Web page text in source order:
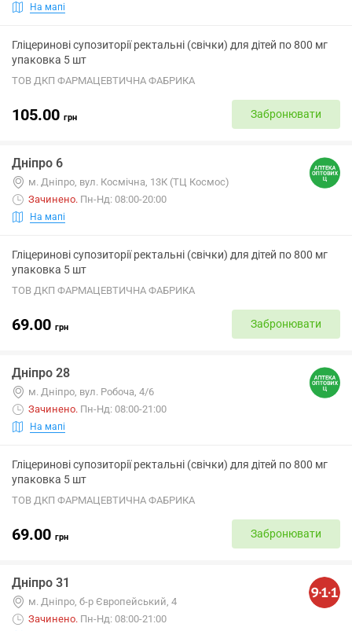
На мапі
Гліцеринові супозиторії ректальні (свічки) для дітей по 800 мг
упаковка 5 шт
ТОВ ДКП ФАРМАЦЕВТИЧНА ФАБРИКА
105.00 грн Забронювати
Дніпро 6
м. Дніпро, вул. Космічна, 13К (ТЦ Космос)
Зачинено. Пн-Нд: 08:00-20:00
На мапі
Гліцеринові супозиторії ректальні (свічки) для дітей по 800 мг
упаковка 5 шт
ТОВ ДКП ФАРМАЦЕВТИЧНА ФАБРИКА
69.00 грн Забронювати
Дніпро 28
м. Дніпро, вул. Робоча, 4/6
Зачинено. Пн-Нд: 08:00-21:00
На мапі
Гліцеринові супозиторії ректальні (свічки) для дітей по 800 мг
упаковка 5 шт
ТОВ ДКП ФАРМАЦЕВТИЧНА ФАБРИКА
69.00 грн Забронювати
Дніпро 31
м. Дніпро, б-р Європейський, 4
Зачинено. Пн-Нд: 08:00-21:00